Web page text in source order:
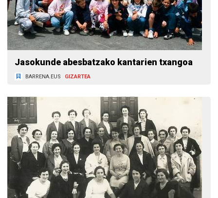
Jasokunde abesbatzako kantarien txangoa
BARRENA.EUS GIZARTEA